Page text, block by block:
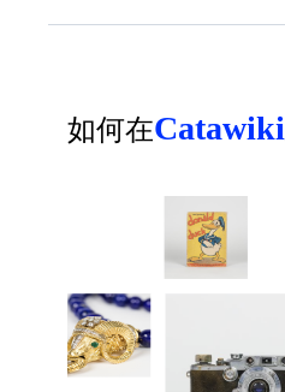
如何在Catawiki